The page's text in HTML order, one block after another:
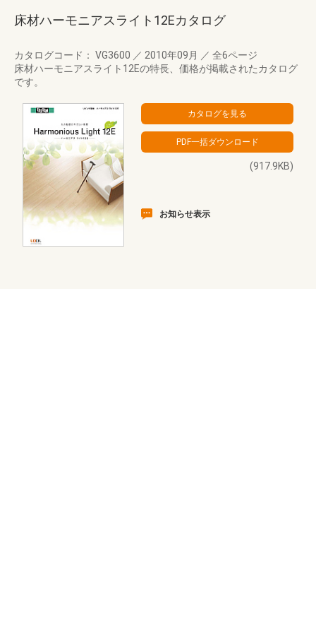
床材ハーモニアスライト12Eカタログ
カタログコード： VG3600 ／ 2010年09月 ／ 全6ページ
床材ハーモニアスライト12Eの特長、価格が掲載されたカタログ
です。
(917.9KB)
お知らせ表示